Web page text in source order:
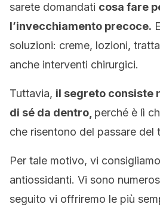
sarete domandati cosa fare
l’invecchiamento precoce.
soluzioni: creme, lozioni,
anche interventi chirurgici.
Tuttavia, il segreto consiste
di sé da dentro, perché è lì
che risentono del passare del
Per tale motivo, vi
antiossidanti. Vi sono
seguito vi offriremo le più